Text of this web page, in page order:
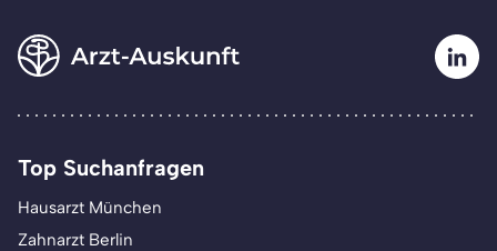
Top Suchanfragen
Hausarzt München
Zahnarzt Berlin